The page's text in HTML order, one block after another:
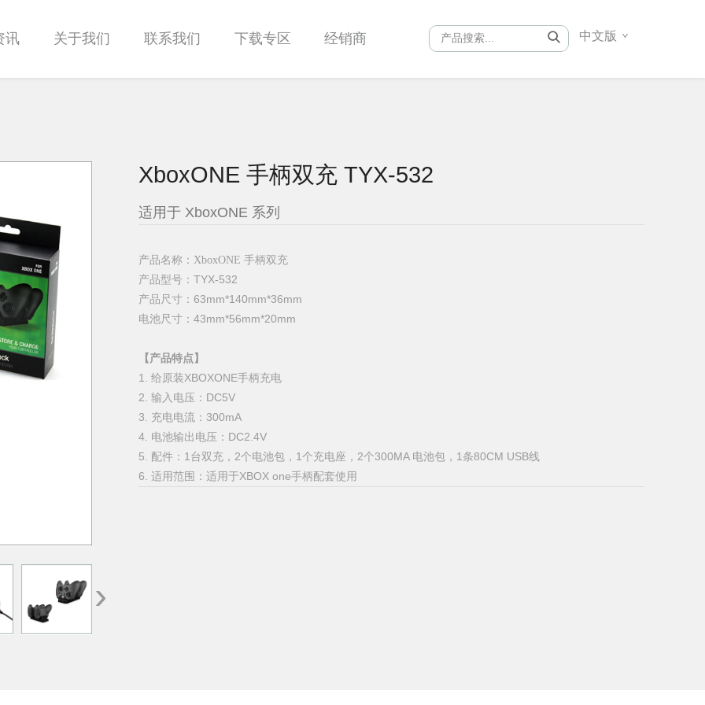
讯 关于我们 联系我们 下载专区 经销商 中文版
›
XboxONE 手柄双充 TYX-532
适用于 XboxONE 系列
产品名称： XboxONE 手柄双充
产品型号：TYX-532
产品尺寸：63mm*140mm*36mm
电池尺寸：43mm*56mm*20mm
【产品特点】
1. 给原装XBOXONE手柄充电
2. 输入电压：DC5V
3. 充电电流：300mA
4. 电池输出电压：DC2.4V
5. 配件：1台双充，2个电池包，1个充电座，2个300MA 电池包，1条80CM USB线
6. 适用范围：适用于XBOX one手柄配套使用